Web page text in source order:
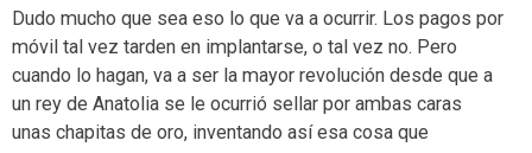
Dudo mucho que sea eso lo que va a ocurrir. Los pagos por
móvil tal vez tarden en implantarse, o tal vez no. Pero
cuando lo hagan, va a ser la mayor revolución desde que a
un rey de Anatolia se le ocurrió sellar por ambas caras
unas chapitas de oro, inventando así esa cosa que